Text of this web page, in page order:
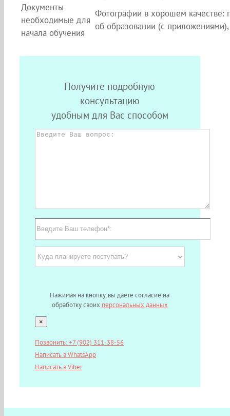
Документы
необходимые для
начала обучения
Фотографии в хорошем качестве:
об образовании (с
Получите подробную
консультацию
удобным для Вас способом
Нажимая на кнопку, вы даете согласие на
обработку своих персональных данных
×
Позвонить: +7 (902) 311-38-56
Написать в WhatsApp
Написать в Viber